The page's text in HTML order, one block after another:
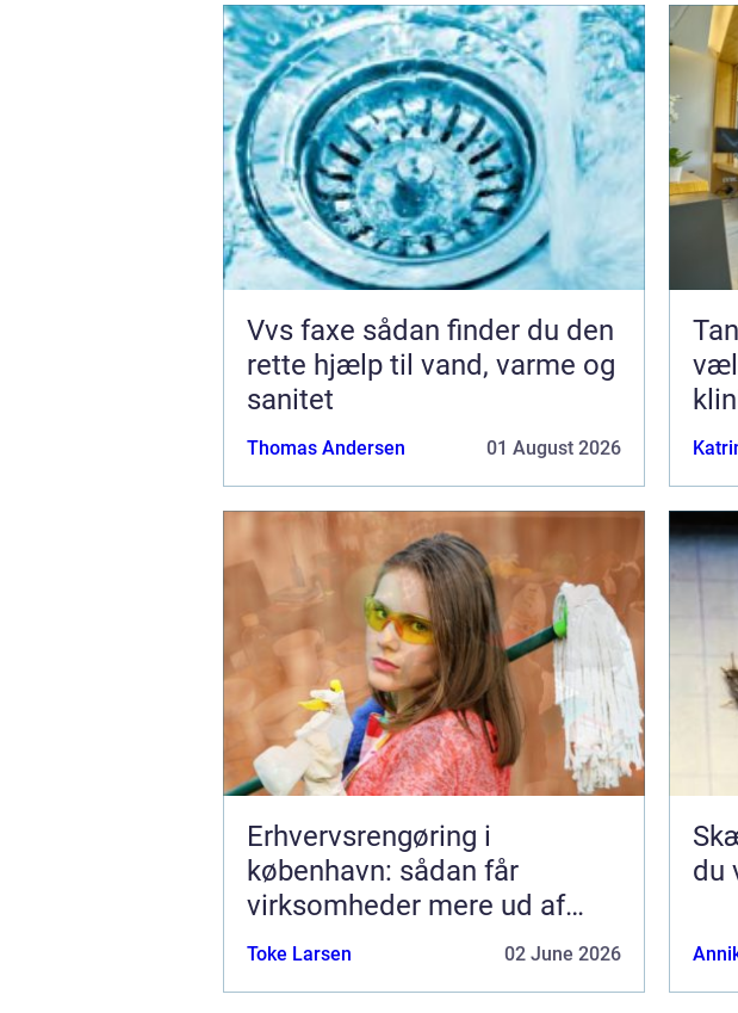
Vvs faxe sådan finder du den
rette hjælp til vand, varme og
sanitet
Thomas Andersen 01 August 2026
Erhvervsrengøring i
københavn: sådan får
virksomheder mere ud af
hverdagen
Toke Larsen 02 June 2026
du